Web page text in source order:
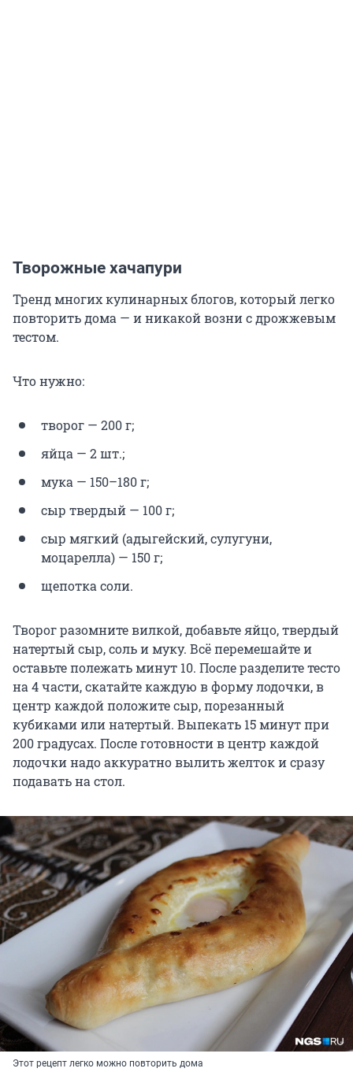
Творожные хачапури
Тренд многих кулинарных блогов, который легко
повторить дома — и никакой возни с дрожжевым
тестом.
Что нужно:
творог — 200 г;
яйца — 2 шт.;
мука — 150–180 г;
сыр твердый — 100 г;
сыр мягкий (адыгейский, сулугуни,
моцарелла) — 150 г;
щепотка соли.
Творог разомните вилкой, добавьте яйцо, твердый
натертый сыр, соль и муку. Всё перемешайте и
оставьте полежать минут 10. После разделите тесто
на 4 части, скатайте каждую в форму лодочки, в
центр каждой положите сыр, порезанный
кубиками или натертый. Выпекать 15 минут при
200 градусах. После готовности в центр каждой
лодочки надо аккуратно вылить желток и сразу
подавать на стол.
Этот рецепт легко можно повторить дома